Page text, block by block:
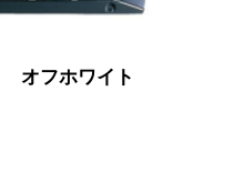
オフホワイト